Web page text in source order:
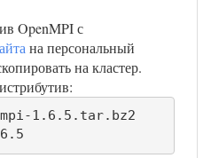
OpenMPI с
на персональный
на кластер.
1.6.5.tar.bz2